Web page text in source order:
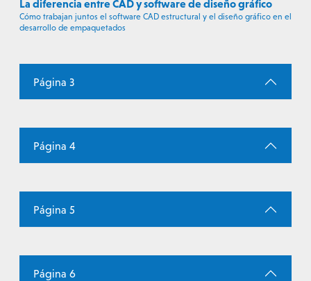
La diferencia entre CAD y software de diseño gráfico
Cómo trabajan juntos el software CAD estructural y el diseño gráfico en el
desarrollo de empaquetados
Página 3
Página 4
Página 5
Página 6